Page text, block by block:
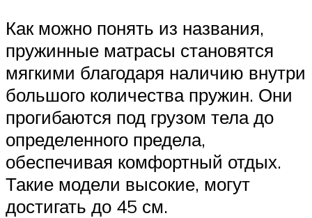
Как можно понять из названия,
пружинные матрасы становятся
мягкими благодаря наличию внутри
большого количества пружин. Они
прогибаются под грузом тела до
определенного предела,
обеспечивая комфортный отдых.
Такие модели высокие, могут
достигать до 45 см.